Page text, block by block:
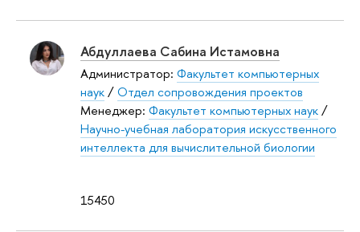
15450
Абдуллаева Сабина Истамовна
Администратор: Факультет компьютерных
наук/Отдел сопровождения проектов
Менеджер: Факультет компьютерных наук/
Научно-учебная лаборатория искусственного
интеллекта для вычислительной биологии